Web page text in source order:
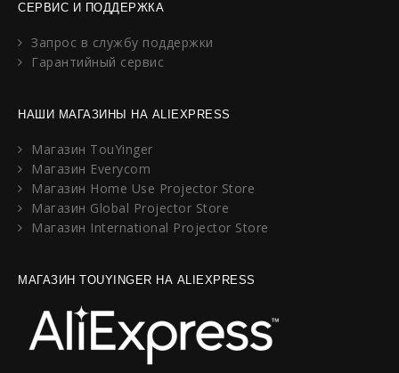
СЕРВИС И ПОДДЕРЖКА
Запрос в службу поддержки
Гарантийный сервис
НАШИ МАГАЗИНЫ НА ALIEXPRESS
Магазин TouYinger
Магазин Everycom
Магазин Home Use Projector Store
Магазин Global Projector Store
Магазин International Projector Store
МАГАЗИН TOUYINGER НА ALIEXPRESS